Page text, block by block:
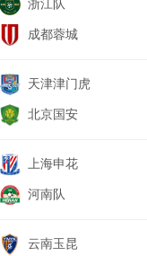
成都蓉城
天津津门虎
北京国安
上海申花
河南队
云南玉昆